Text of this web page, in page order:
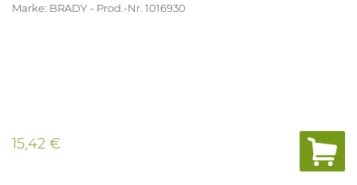
Marke: BRADY Prod.-Nr. 1016930
15,42 €